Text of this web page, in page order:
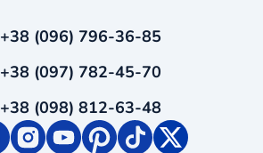
+38 (096) 796-36-85
+38 (097) 782-45-70
+38 (098) 812-63-48